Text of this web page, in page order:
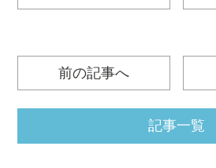
前の記事へ
記事一覧